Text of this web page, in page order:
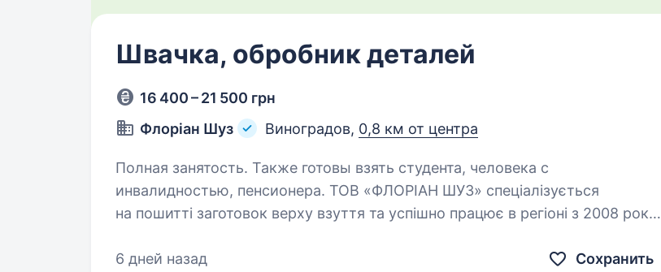
Швачка, обробник деталей
16 400 – 21 500 грн
Флоріан Шуз
Виноградов, 0,8 км от центра
Полная занятость. Также готовы взять студента, человека с
инвалидностью, пенсионера. ТОВ «ФЛОРІАН ШУЗ» спеціалізується
на пошитті заготовок верху взуття та успішно працює в регіоні з 2008 року.
району та в м. Виноградів. Шукаємо…
6 дней назад Сохранить